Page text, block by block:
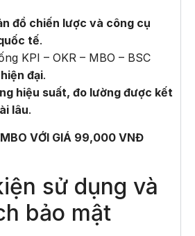
đồ chiến lược và công cụ
tế.
KPI – OKR – MBO – BSC
đại.
hiệu suất, đo lường được kết
lâu.
VỚI GIÁ 99,000 VNĐ
sử dụng và
bảo mật